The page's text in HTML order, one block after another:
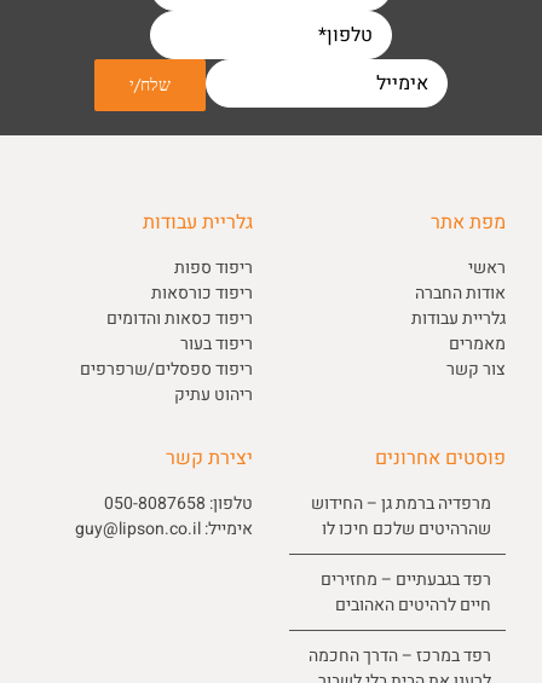
מפת אתר
ראשי
אודות החברה
גלריית עבודות
מאמרים
צור קשר
גלריית עבודות
ריפוד ספות
ריפוד כורסאות
ריפוד כסאות והדומים
ריפוד בעור
ריפוד ספסלים/שרפרפים
ריהוט עתיק
פוסטים אחרונים
מרפדיה ברמת גן – החידוש
שהרהיטים שלכם חיכו לו
רפד בגבעתיים – מחזירים
חיים לרהיטים האהובים
רפד במרכז – הדרך החכמה
יצירת קשר
טלפון: 050-8087658
אימייל:guy@lipson.co.il